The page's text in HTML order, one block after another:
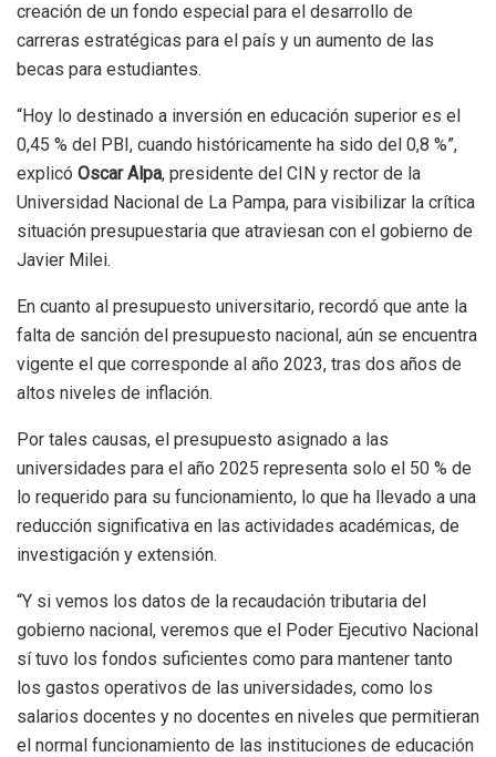
creación de un fondo especial para el desarrollo de
carreras estratégicas para el país y un aumento de las
becas para estudiantes.
“Hoy lo destinado a inversión en educación superior es el
0,45 % del PBI, cuando históricamente ha sido del 0,8 %”,
explicó Oscar Alpa, presidente del CIN y rector de la
Universidad Nacional de La Pampa, para visibilizar la crítica
situación presupuestaria que atraviesan con el gobierno de
Javier Milei.
En cuanto al presupuesto universitario, recordó que ante la
falta de sanción del presupuesto nacional, aún se encuentra
vigente el que corresponde al año 2023, tras dos años de
altos niveles de inflación.
Por tales causas, el presupuesto asignado a las
universidades para el año 2025 representa solo el 50 % de
lo requerido para su funcionamiento, lo que ha llevado a una
reducción significativa en las actividades académicas, de
investigación y extensión.
“Y si vemos los datos de la recaudación tributaria del
gobierno nacional, veremos que el Poder Ejecutivo Nacional
sí tuvo los fondos suficientes como para mantener tanto
los gastos operativos de las universidades, como los
salarios docentes y no docentes en niveles que permitieran
el normal funcionamiento de las instituciones de educación